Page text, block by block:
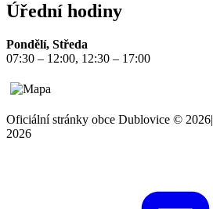
Úřední hodiny
Pondělí, Středa
07:30 – 12:00, 12:30 – 17:00
Oficiální stránky obce Dublovice © 2026|
2026